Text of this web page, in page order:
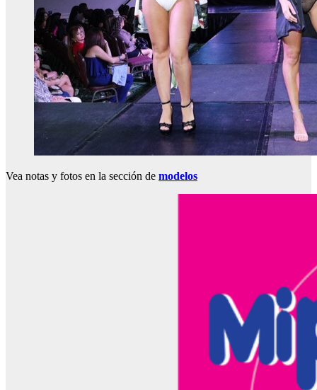
Vea notas y fotos en la sección de modelos